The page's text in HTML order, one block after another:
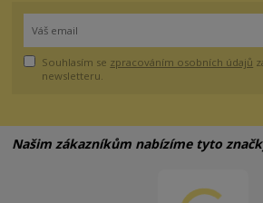
Souhlasím se zpracováním osobních údajů
newsletteru.
Našim zákazníkům nabízíme tyto